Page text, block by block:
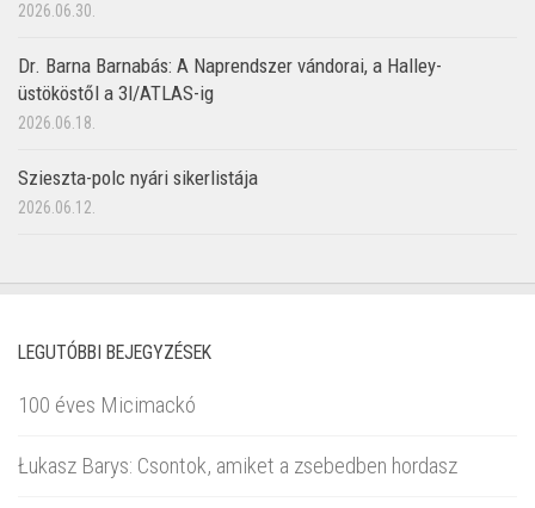
2026.06.30.
Dr. Barna Barnabás: A Naprendszer vándorai, a Halley-
üstököstől a 3I/ATLAS-ig
2026.06.18.
Szieszta-polc nyári sikerlistája
2026.06.12.
LEGUTÓBBI BEJEGYZÉSEK
100 éves Micimackó
Łukasz Barys: Csontok, amiket a zsebedben hordasz